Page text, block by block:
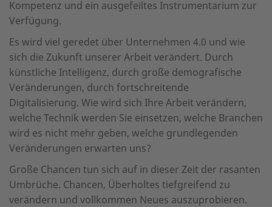
Kompetenz und ein ausgefeiltes Instrumentarium zur
Verfügung.
Es wird viel geredet über Unternehmen 4.0 und wie
sich die Zukunft unserer Arbeit verändert. Durch
künstliche Intelligenz, durch große demografische
Veränderungen, durch fortschreitende
Digitalisierung. Wie wird sich Ihre Arbeit verändern,
welche Technik werden Sie einsetzen, welche Branchen
wird es nicht mehr geben, welche grundlegenden
Veränderungen erwarten uns?
Große Chancen tun sich auf in dieser Zeit der rasanten
Umbrüche. Chancen, Überholtes tiefgreifend zu
verändern und vollkommen Neues auszuprobieren.